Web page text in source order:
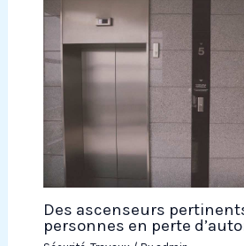
Des ascenseurs
personnes en perte